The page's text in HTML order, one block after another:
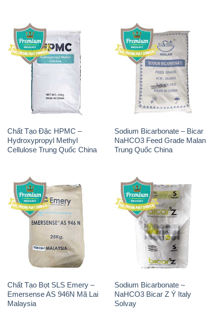
Chất Tạo Đặc HPMC –
Hydroxypropyl Methyl
Cellulose Trung Quốc China
Sodium Bicarbonate – Bicar
NaHCO3 Feed Grade Malan
Trung Quốc China
Chất Tạo Bọt SLS Emery –
Emersense AS 946N Mã Lai
Malaysia
Sodium Bicarbonate –
NaHCO3 Bicar Z Ý Italy